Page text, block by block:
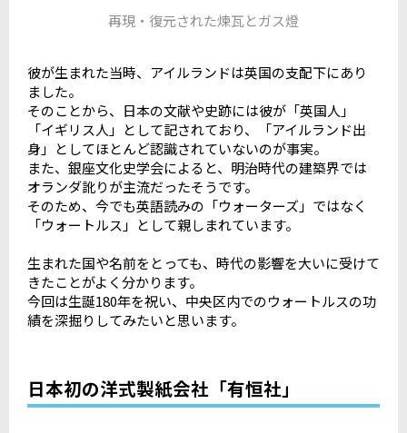
再現・復元された煉瓦とガス燈
彼が生まれた当時、アイルランドは英国の支配下にあり
ました。
そのことから、日本の文献や史跡には彼が「英国人」
「イギリス人」として記されており、「アイルランド出
身」としてほとんど認識されていないのが事実。
また、銀座文化史学会によると、明治時代の建築界では
オランダ訛りが主流だったそうです。
そのため、今でも英語読みの「ウォーターズ」ではなく
「ウォートルス」として親しまれています。
生まれた国や名前をとっても、時代の影響を大いに受けて
きたことがよく分かります。
今回は生誕180年を祝い、中央区内でのウォートルスの功
績を深掘りしてみたいと思います。
日本初の洋式製紙会社「有恒社」